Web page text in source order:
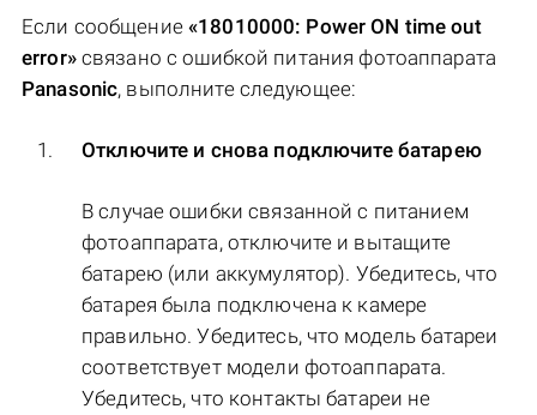
Если сообщение «18010000: Power ON time out
error»связано с ошибкой питания фотоаппарата
Panasonic, выполните следующее:
Отключите и снова подключите батарею
В случае ошибки связанной с питанием
фотоаппарата, отключите и вытащите
батарею (или аккумулятор). Убедитесь, что
батарея была подключена к камере
правильно. Убедитесь, что модель батареи
соответствует модели фотоаппарата.
Убедитесь, что контакты батареи не